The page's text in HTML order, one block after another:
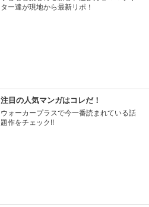
ター達が現地から最新リポ！
注目の人気マンガはコレだ！
ウォーカープラスで今一番読まれている話
題作をチェック!!